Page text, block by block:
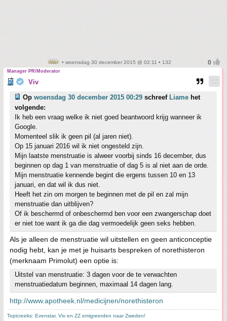
• woensdag 30 december 2015 @ 02:11 • 132
Manager PR/Moderator
Viv
Op woensdag 30 december 2015 00:29 schreef Liame het
volgende:
Ik heb een vraag welke ik niet goed beantwoord krijg wanneer ik
Google.
Momenteel slik ik geen pil (al jaren niet).
Op 15 januari 2016 wil ik niet ongesteld zijn.
Mijn laatste menstruatie is alweer voorbij sinds 16 december, dus
beginnen op dag 1 van menstruatie of dag 5 is al niet aan de orde.
Mijn menstruatie kennende begint die ergens tussen 10 en 13
januari, en dat wil ik dus niet.
Heeft het zin om morgen te beginnen met de pil en zal mijn
menstruatie dan uitblijven?
Of ik beschermd of onbeschermd ben voor een zwangerschap doet
er niet toe want ik ga die dag vermoedelijk geen seks hebben.
Als je alleen de menstruatie wil uitstellen en geen anticonceptie
nodig hebt, kan je met je huisarts bespreken of norethisteron
(merknaam Primolut) een optie is:
Uitstel van menstruatie: 3 dagen voor de te verwachten
menstruatiedatum beginnen, maximaal 14 dagen lang.
http://www.apotheek.nl/medicijnen/norethisteron
Topicreeks: Evenstar, Viv en ZZ emigreerden naar Zweden!